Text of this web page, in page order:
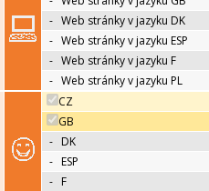
- Web stránky v jazyku DK
- Web stránky v jazyku ESP
- Web stránky v jazyku F
- Web stránky v jazyku PL
CZ
GB
- DK
- ESP
- F